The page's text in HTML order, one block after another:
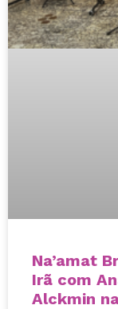
Na’amat
Irã com
Alckmin